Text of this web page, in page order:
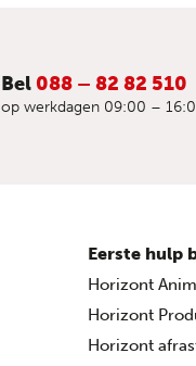
Bel 088 – 82 82 510
op werkdagen 09:00 –
Eerste hulp
Horizont
Horizont
Horizont